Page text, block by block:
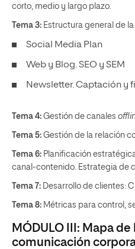
corto, medio y largo plazo.
Tema 3: Estructura general de
Social Media Plan
Web y Blog. SEO y SEM
Newsletter. Captación y
Tema 4: Gestión de canales
Tema 5: Gestión de la relación
Tema 6: Planificación
canal-contenido. Estrategia de
Tema 7: Desarrollo de clientes:
Tema 8: Métricas para control,
MÓDULO III: Mapa
comunicación